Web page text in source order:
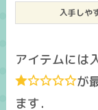
入手しや
アイテムには
が
ます．